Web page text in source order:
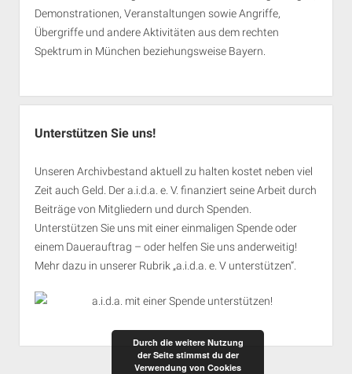
Demonstrationen, Veranstaltungen sowie Angriffe,
Übergriffe und andere Aktivitäten aus dem rechten
Spektrum in München beziehungsweise Bayern.
Unterstützen Sie uns!
Unseren Archivbestand aktuell zu halten kostet neben viel
Zeit auch Geld. Der a.i.d.a. e. V. finanziert seine Arbeit durch
Beiträge von Mitgliedern und durch Spenden.
Unterstützen Sie uns mit einer einmaligen Spende oder
einem Dauerauftrag – oder helfen Sie uns anderweitig!
Mehr dazu in unserer Rubrik „a.i.d.a. e. V unterstützen“.
Durch die weitere Nutzung
der Seite stimmst du der
Verwendung von Cookies